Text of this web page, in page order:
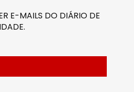
E-MAILS DO DIÁRIO DE
.